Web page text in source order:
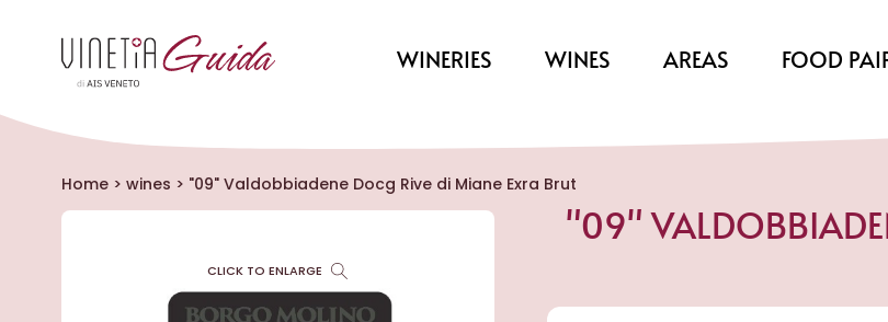
WINERIES WINES AREAS FOOD
Home > wines > "09" Valdobbiadene Docg Rive di Miane Exra Brut
"09"
CLICK TO ENLARGE